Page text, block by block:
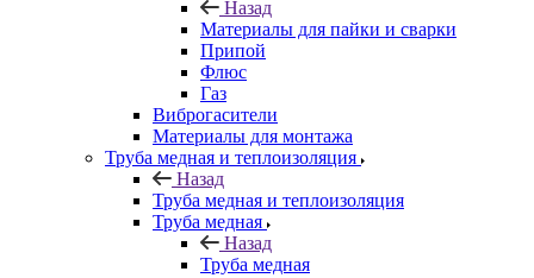
Назад
Материалы для пайки и сварки
Припой
Флюс
Газ
Виброгасители
Материалы для монтажа
Труба медная и теплоизоляция
Назад
Труба медная и теплоизоляция
Труба медная
Назад
Труба медная